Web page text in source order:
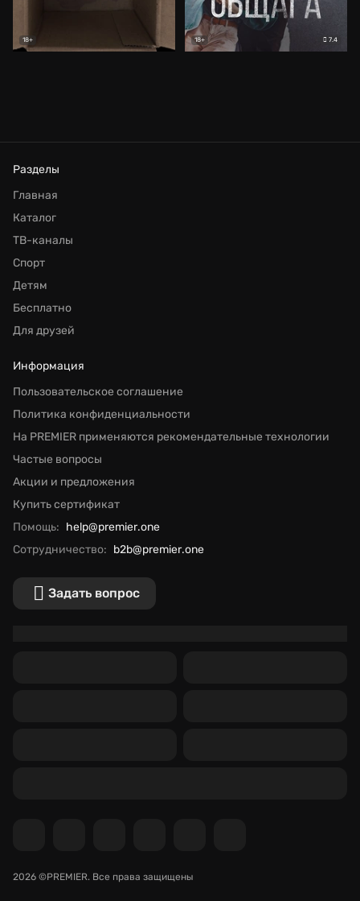
18+ 18+ 7.4
Разделы
Главная
Каталог
ТВ-каналы
Спорт
Детям
Бесплатно
Для друзей
Информация
Пользовательское соглашение
Политика конфиденциальности
На PREMIER применяются рекомендательные технологии
Частые вопросы
Акции и предложения
Купить сертификат
Помощь: help@premier.one
Сотрудничество: b2b@premier.one
Задать вопрос
2026 ©PREMIER. Все права защищены